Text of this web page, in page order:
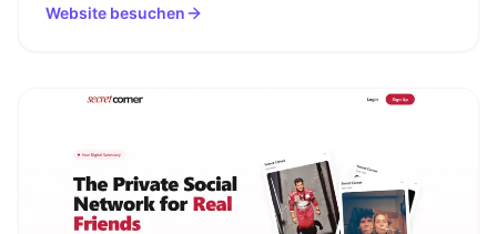
Website besuchen